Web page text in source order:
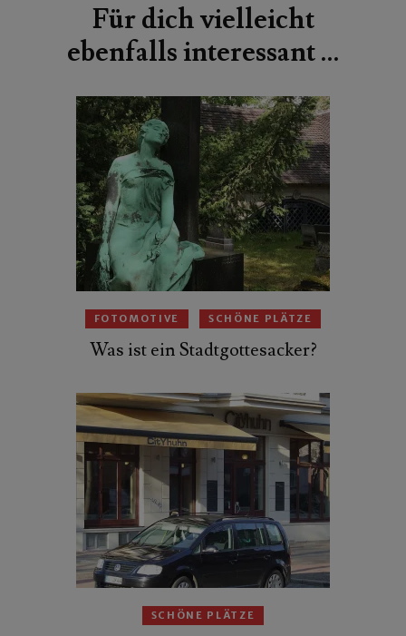
Für dich vielleicht
ebenfalls interessant …
FOTOMOTIVE SCHÖNE PLÄTZE
Was ist ein Stadtgottesacker?
SCHÖNE PLÄTZE